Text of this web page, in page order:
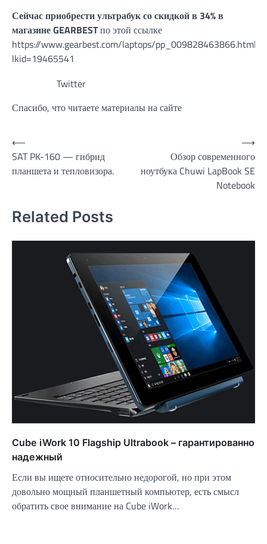
Сейчас приобрести ультрабук со скидкой в 34% в
магазине GEARBESTпо этой ссылке
https://www.gearbest.com/laptops/pp_009828463866.html?
lkid=19465541
Twitter
Спасибо, что читаете материалы на сайте
Навигация
по
записям
⟵
SAT PK-160 — гибрид
планшета и тепловизора.
Обзор современного
ноутбука Chuwi LapBook SE
Notebook
⟶
Related Posts
Cube iWork 10 Flagship Ultrabook – гарантированно
надежный
Если вы ищете относительно недорогой, но при этом
довольно мощный планшетный компьютер, есть смысл
обратить свое внимание на Cube iWork…